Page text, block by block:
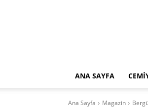
ANA SAYFA
Ana Sayfa Magazin